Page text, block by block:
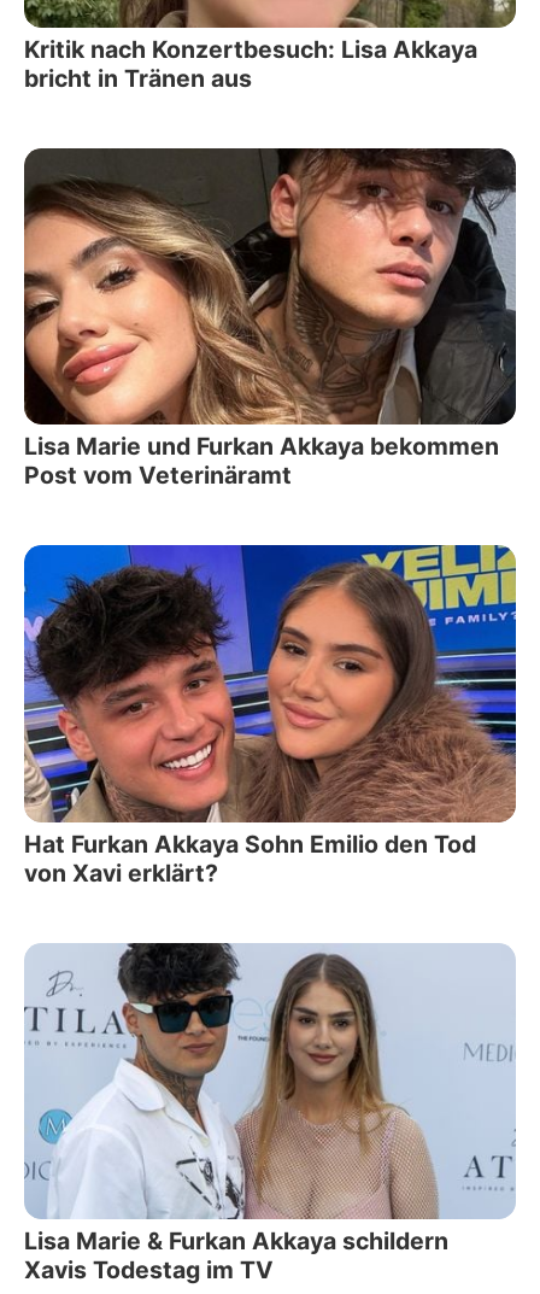
Kritik nach Konzertbesuch: Lisa Akkaya
bricht in Tränen aus
Lisa Marie und Furkan Akkaya bekommen
Post vom Veterinäramt
Hat Furkan Akkaya Sohn Emilio den Tod
von Xavi erklärt?
Lisa Marie & Furkan Akkaya schildern
Xavis Todestag im TV